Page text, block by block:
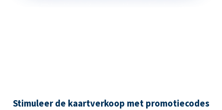
Stimuleer de kaartverkoop met promotiecodes